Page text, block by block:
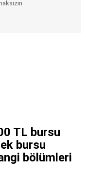
TL bursu
bursu
bölümleri